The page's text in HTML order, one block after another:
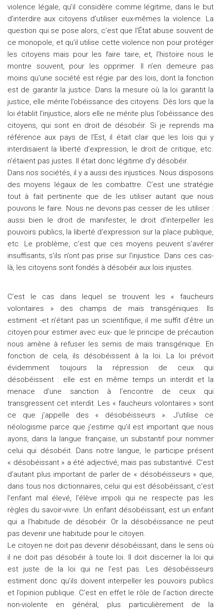
violence légale, qu’il considère comme légitime, dans le but
d’interdire aux citoyens d’utiliser eux-mêmes la violence. La
question qui se pose alors, c’est que l’État abuse souvent de
ce monopole, et qu’il utilise cette violence non pour protéger
les citoyens mais pour les faire taire, et, l’histoire nous le
montre souvent, pour les opprimer. Il n’en demeure pas
moins qu’une société est régie par des lois, dont la fonction
est de garantir la justice. Dans la mesure où la loi garantit la
justice, elle mérite l’obéissance des citoyens. Dès lors que la
loi établit l’injustice, alors elle ne mérite plus l’obéissance des
citoyens, qui sont en droit de désobéir. Si je reprends ma
référence aux pays de l’Est, il était clair que les lois qui y
interdisaient la liberté d’expression, le droit de critique, etc.
n’étaient pas justes. Il était donc légitime d’y désobéir.
Dans nos sociétés, il y a aussi des injustices. Nous disposons
des moyens légaux de les combattre. C’est une stratégie
tout à fait pertinente que de les utiliser autant que nous
pouvons le faire. Nous ne devons pas cesser de les utiliser :
aussi bien le droit de manifester, le droit d’interpeller les
pouvoirs publics, la liberté d’expression sur la place publique,
etc. Le problème, c’est que ces moyens peuvent s’avérer
insuffisants, s’ils n’ont pas prise sur l’injustice. Dans ces cas-
là, les citoyens sont fondés à désobéir aux lois injustes.
C’est le cas dans lequel se trouvent les « faucheurs
volontaires » des champs de maïs transgéniques. Ils
estiment -et n’étant pas un scientifique, il me suffit d’être un
citoyen pour estimer avec eux- que le principe de précaution
nous amène à refuser les semis de maïs transgénique. En
fonction de cela, ils désobéissent à la loi. La loi prévoit
évidemment toujours la répression de ceux qui
désobéissent : elle est en même temps un interdit et la
menace d’une sanction à l’encontre de ceux qui
transgressent cet interdit. Les « faucheurs volontaires » sont
ce que j’appelle des « désobéisseurs ». J’utilise ce
néologisme parce que j’estime qu’il est important que nous
ayons, dans la langue française, un substantif pour nommer
celui qui désobéit. Dans notre langue, le participe présent
« désobéissant » a été adjectivé, mais pas substantivé. C’est
d’autant plus important de parler de « désobéisseurs » que,
dans tous nos dictionnaires, celui qui est désobéissant, c’est
l’enfant mal élevé, l’élève impoli qui ne respecte pas les
règles du savoir-vivre. Un enfant désobéissant, est un enfant
qui a l’habitude de désobéir. Or la désobéissance ne peut
pas devenir une habitude pour le citoyen.
Le citoyen ne doit pas devenir désobéissant, dans le sens où
il ne doit pas désobéir à toute loi. Il doit discerner la loi qui
est juste de la loi qui ne l’est pas. Les désobéisseurs
estiment donc qu’ils doivent interpeller les pouvoirs publics
et l’opinion publique. C’est en effet le rôle de l’action directe
non-violente en général, plus particulièrement de la